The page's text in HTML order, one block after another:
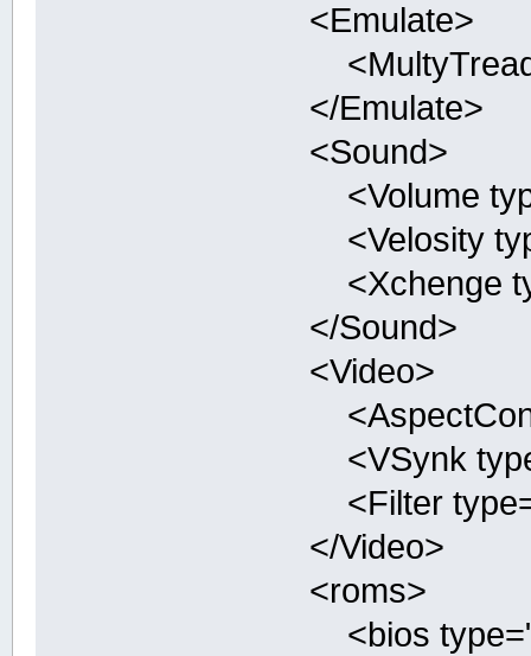
<Emulate>
</Emulate>
<Sound>
<Volume
<Velosity
<Xchenge
</Sound>
<Video>
<VSynk
<Filter
</Video>
<roms>
<bios